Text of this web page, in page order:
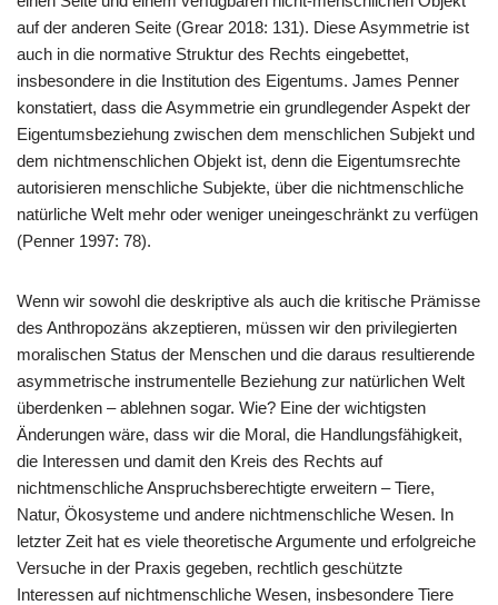
auf der anderen Seite (Grear 2018: 131). Diese Asymmetrie ist
auch in die normative Struktur des Rechts eingebettet,
insbesondere in die Institution des Eigentums. James Penner
konstatiert, dass die Asymmetrie ein grundlegender Aspekt der
Eigentumsbeziehung zwischen dem menschlichen Subjekt und
dem nichtmenschlichen Objekt ist, denn die Eigentumsrechte
autorisieren menschliche Subjekte, über die nichtmenschliche
natürliche Welt mehr oder weniger uneingeschränkt zu verfügen
(Penner 1997: 78).
Wenn wir sowohl die deskriptive als auch die kritische Prämisse
des Anthropozäns akzeptieren, müssen wir den privilegierten
moralischen Status der Menschen und die daraus resultierende
asymmetrische instrumentelle Beziehung zur natürlichen Welt
überdenken – ablehnen sogar. Wie? Eine der wichtigsten
Änderungen wäre, dass wir die Moral, die Handlungsfähigkeit,
die Interessen und damit den Kreis des Rechts auf
nichtmenschliche Anspruchsberechtigte erweitern – Tiere,
Natur, Ökosysteme und andere nichtmenschliche Wesen. In
letzter Zeit hat es viele theoretische Argumente und erfolgreiche
Versuche in der Praxis gegeben, rechtlich geschützte
Interessen auf nichtmenschliche Wesen, insbesondere Tiere